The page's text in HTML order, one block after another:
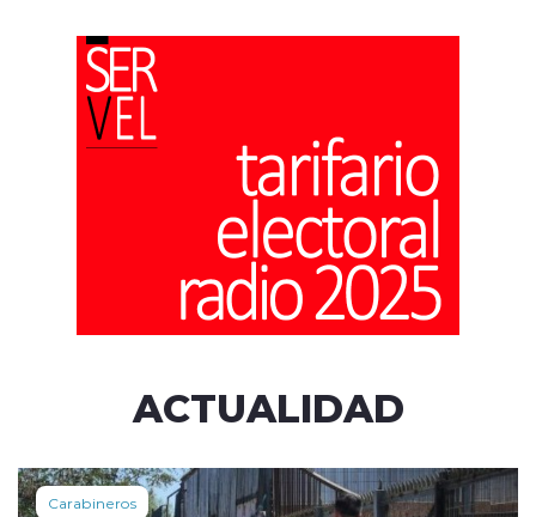
ACTUALIDAD
Carabineros